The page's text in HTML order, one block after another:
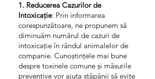
1. Reducerea Cazurilor de
Intoxicație: Prin informarea
corespunzătoare, ne propunem să
diminuăm numărul de cazuri de
intoxicație în rândul animalelor de
companie. Cunoștințele mai bune
despre toxinele comune și măsurile
preventive vor ajuta stăpânii să evite